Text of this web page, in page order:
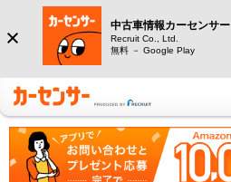
中古車情報カーセンサー
Recruit Co., Ltd.
無料 － Google Play